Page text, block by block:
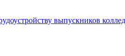
выпускников